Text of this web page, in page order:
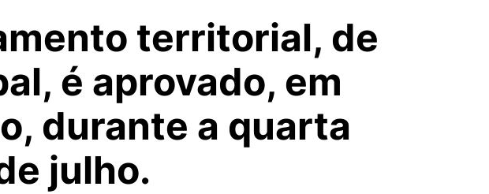
territorial, de
é aprovado, em
durante a quarta
julho.